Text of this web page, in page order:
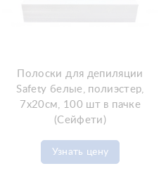
Полоски для депиляции
Safety белые, полиэстер,
7х20см, 100 шт в пачке
(Сейфети)
Узнать цену